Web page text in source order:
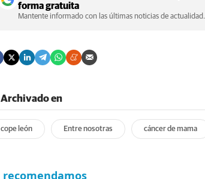
forma gratuita
Mantente informado con las últimas noticias de actualidad.
Archivado en
cope león Entre nosotras cáncer de mama